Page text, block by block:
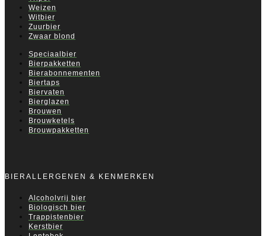
Weizen
Witbier
Zuurbier
Zwaar blond
Speciaalbier
Bierpakketten
Bierabonnementen
Biertaps
Biervaten
Bierglazen
Brouwen
Brouwketels
Brouwpakketten
BIERALLERGENEN & KENMERKEN
Alcoholvrij bier
Biologisch bier
Trappistenbier
Kerstbier